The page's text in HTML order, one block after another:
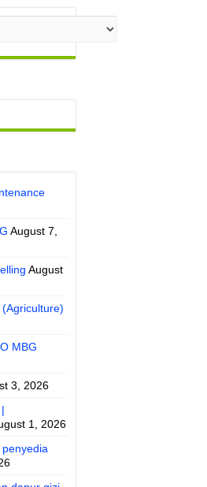
August 7,
August
MBG
3, 2026
1, 2026